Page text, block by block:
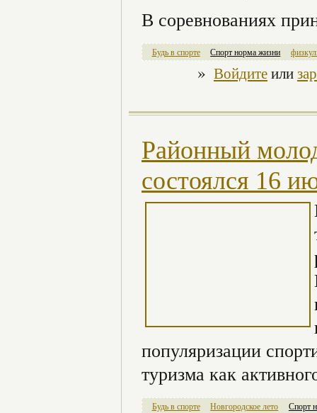
В соревнованиях
Будь в спорте Спорт норма жизни
» Войдитеили
Районный
состоялся 16
популяризации
туризма как
Будь в спорте Новгородское лето Спорт